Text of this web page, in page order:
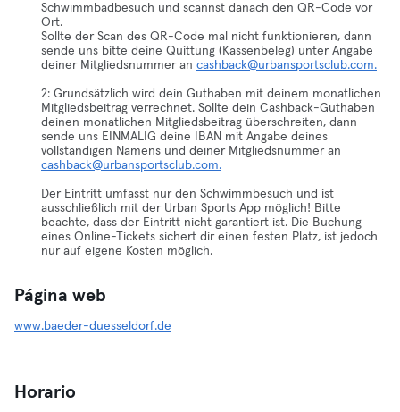
Schwimmbadbesuch und scannst danach den QR-Code vor
Ort.
Sollte der Scan des QR-Code mal nicht funktionieren, dann
sende uns bitte deine Quittung (Kassenbeleg) unter Angabe
deiner Mitgliedsnummer an cashback@urbansportsclub.com.
2: Grundsätzlich wird dein Guthaben mit deinem monatlichen
Mitgliedsbeitrag verrechnet. Sollte dein Cashback-Guthaben
deinen monatlichen Mitgliedsbeitrag überschreiten, dann
sende uns EINMALIG deine IBAN mit Angabe deines
vollständigen Namens und deiner Mitgliedsnummer an
cashback@urbansportsclub.com.
Der Eintritt umfasst nur den Schwimmbesuch und ist
ausschließlich mit der Urban Sports App möglich! Bitte
beachte, dass der Eintritt nicht garantiert ist. Die Buchung
eines Online-Tickets sichert dir einen festen Platz, ist jedoch
nur auf eigene Kosten möglich.
Página web
www.baeder-duesseldorf.de
Horario